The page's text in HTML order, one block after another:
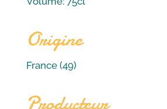
Origine
France (49)
Producteur